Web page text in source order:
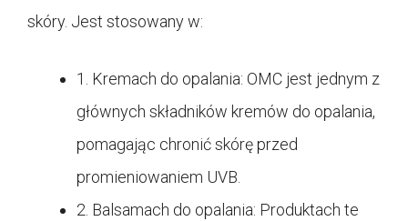
skóry. Jest stosowany w:
1. Kremach do opalania: OMC jest jednym z
głównych składników kremów do opalania,
pomagając chronić skórę przed
promieniowaniem UVB.
2. Balsamach do opalania: Produktach te